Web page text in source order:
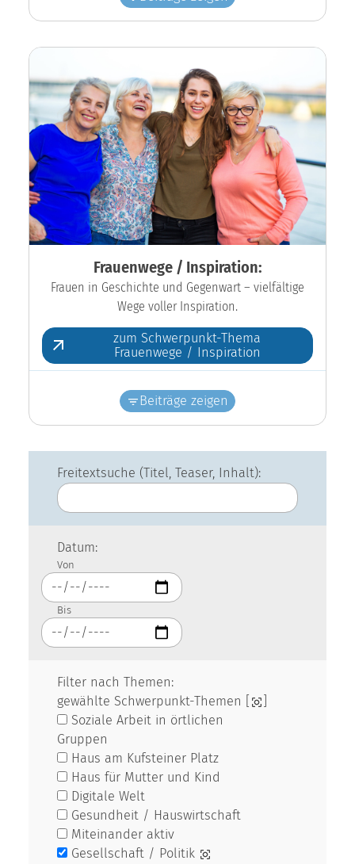
Frauenwege / Inspiration:
Frauen in Geschichte und Gegenwart – vielfältige
Wege voller Inspiration.
zum Schwerpunkt-Thema
Frauenwege / Inspiration
Beiträge zeigen
Freitextsuche (Titel, Teaser, Inhalt):
Datum:
Von
Bis
Filter nach Themen:
gewählte Schwerpunkt-Themen [
Soziale Arbeit in örtlichen
Gruppen
Haus am Kufsteiner Platz
Haus für Mutter und Kind
Digitale Welt
Gesundheit / Hauswirtschaft
Miteinander aktiv
Gesellschaft / Politik